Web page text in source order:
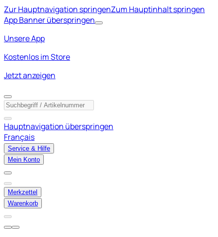
Zur Hauptnavigation springenZum Hauptinhalt springen
App Banner überspringen
Unsere App
Kostenlos im Store
Jetzt anzeigen
Hauptnavigation überspringen
Français
Service & Hilfe
Mein Konto
Merkzettel
Warenkorb